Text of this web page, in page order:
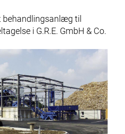
behandlingsanlæg til
i G.R.E. GmbH & Co.